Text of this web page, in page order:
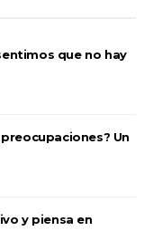
que no hay
Un
y piensa en